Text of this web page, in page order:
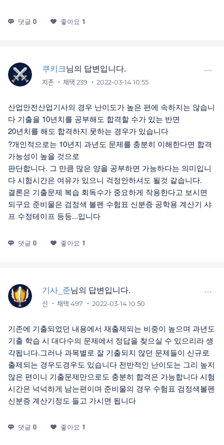
댓글 0 좋아요 1
쿠키크님의 답변입니다.
지존 채택 239 2022-03-14 10:55
산업안전산업기사의 경우 난이도가 높은 편에 속하지는 않습니
다 기출을 10년치를 공부해도 합격할 수가 있는 반면
20년치를 해도 합격하지 못하는 경우가 있습니다
?개인적으로는 10년지 과년도 문제를 충분히 이해한다면 합격
가능성이 높을 것으로
판단합니다. 그 만큼 많은 양을 공부하면 가능하다는 의미입니
다 시험시간은 여유가 있으니 걱정안하셔도 될것 같습니다.
결론은 기출문제 복습 회독수가 중요하게 작용한다고 보시면
되구요 준비물은 검정색 볼펜 수험표 신분증 공학용 계산기 샤
프 수정테이프 등등...입니다
댓글 0 좋아요 1
기사_준님의 답변입니다.
신 채택 497 2022-03-14 10:50
기존에 기출되었던 내용에서 재출제되는 비중이 높으며 과년도
기출 학습 시 대다수의 문제에서 정답을 찾으실 수 있으리라 생
각됩니다.그러나 과목별로 잘 기출되지 않던 문제들이 신규로
출제되는 경우도경우도 있습니다 전반적인 난이도는 그리 높지
않은 편이니 기출문제만으로도 충분히 합격은 가능합니다 시험
시간은 넉넉하게 남는편이며 준비물의 경우 수험표 검정색볼펜
신분증 계산기정도 들고 가시면 됩니다
댓글 0 좋아요 1